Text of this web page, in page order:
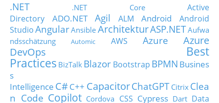
.NET .NET Core
Active
Directory
ADO.NET Agil ALM Android
Android
StudioAngularAnsible ArchitekturASP.NETAufwa
ndsschätzung
Automic AWS Azure
Azure
DevOps
Best
Practices BizTalk Blazor Bootstrap BPMN Busines
s
Intelligence C#C++ CapacitorChatGPT Citrix Clea
n Code Copilot Cordova CSS Cypress Dart Data